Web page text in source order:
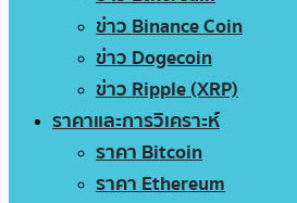
ข่าว Binance Coin
ข่าว Dogecoin
ข่าว Ripple (XRP)
ราคาและการวิเคราะห์
ราคา Bitcoin
ราคา Ethereum